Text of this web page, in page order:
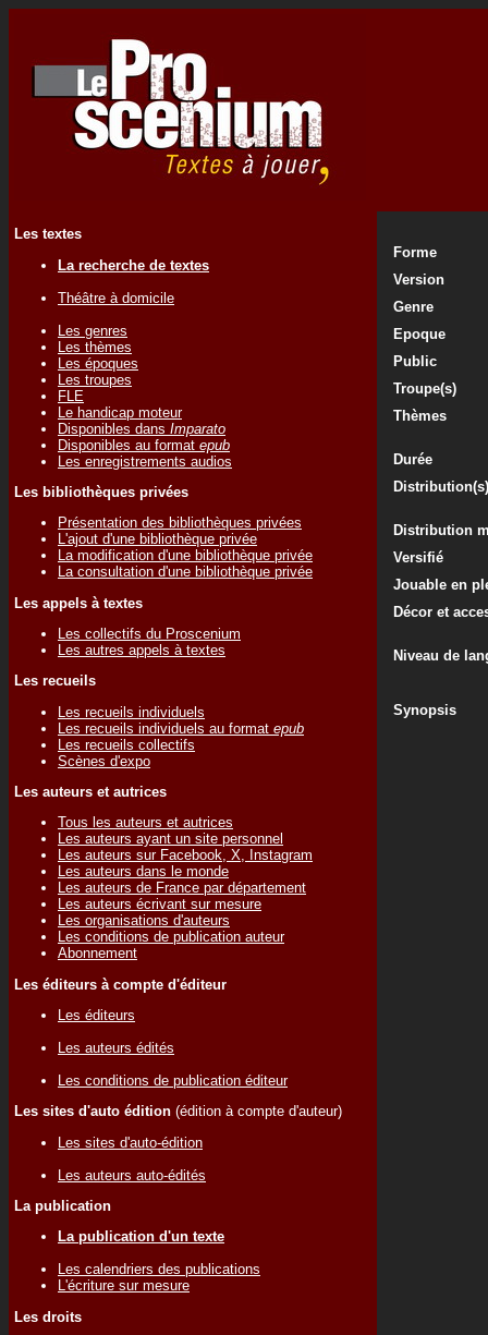
Les textes
La recherche de textes
Théâtre à domicile
Les genres
Les thèmes
Les époques
Les troupes
FLE
Le handicap moteur
Disponibles dans Imparato
Disponibles au format epub
Les enregistrements audios
Les bibliothèques privées
Présentation des bibliothèques privées
L'ajout d'une bibliothèque privée
La modification d'une bibliothèque privée
La consultation d'une bibliothèque privée
Les appels à textes
Les collectifs du Proscenium
Les autres appels à textes
Les recueils
Les recueils individuels
Les recueils individuels au format epub
Les recueils collectifs
Scènes d'expo
Les auteurs et autrices
Tous les auteurs et autrices
Les auteurs ayant un site personnel
Les auteurs sur Facebook, X, Instagram
Les auteurs dans le monde
Les auteurs de France par département
Les auteurs écrivant sur mesure
Les organisations d'auteurs
Les conditions de publication auteur
Abonnement
Les éditeurs à compte d'éditeur
Les éditeurs
Les auteurs édités
Les conditions de publication éditeur
Les sites d'auto édition (édition à compte d'auteur)
Les sites d'auto-édition
Les auteurs auto-édités
La publication
La publication d'un texte
Les calendriers des publications
L'écriture sur mesure
Les droits
Forme
Version
Genre
Epoque
Public
Troupe(s)
Thèmes
Durée
Distribution(s)
Distribution
Versifié
Jouable en
Décor et
Niveau de
Synopsis